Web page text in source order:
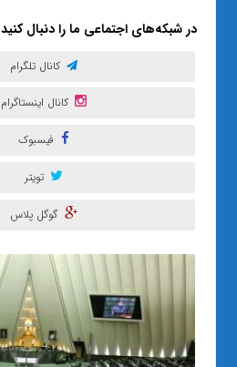
در شبکه‌های اجتماعی ما را دنبال کنید
کانال تلگرام
کانال اینستاگرام
فیسبوک
تویتر
گوگل پلاس